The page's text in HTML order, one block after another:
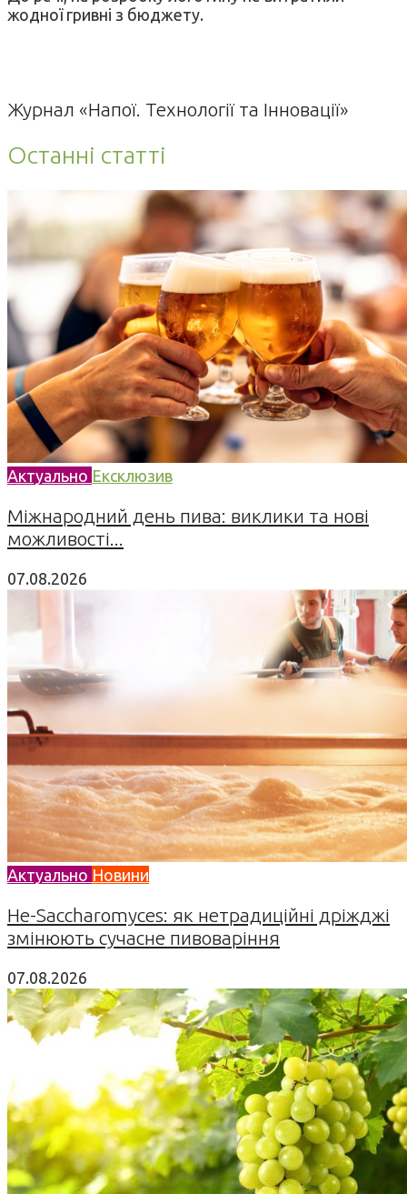
жодної гривні з бюджету.
Журнал «Напої. Технології та Інновації»
Останні статті
Актуально Ексклюзив
Міжнародний день пива: виклики та нові
можливості...
07.08.2026
Актуально Новини
Не-Saccharomyces: як нетрадиційні дріжджі
змінюють сучасне пивоваріння
07.08.2026